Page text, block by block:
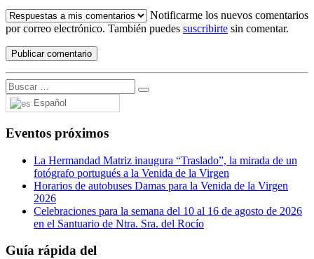
Notificarme los nuevos comentarios
por correo electrónico. También puedes suscribirte sin comentar.
Español
Eventos próximos
La Hermandad Matriz inaugura “Traslado”, la mirada de un
fotógrafo portugués a la Venida de la Virgen
Horarios de autobuses Damas para la Venida de la Virgen
2026
Celebraciones para la semana del 10 al 16 de agosto de 2026
en el Santuario de Ntra. Sra. del Rocío
Guía rápida del